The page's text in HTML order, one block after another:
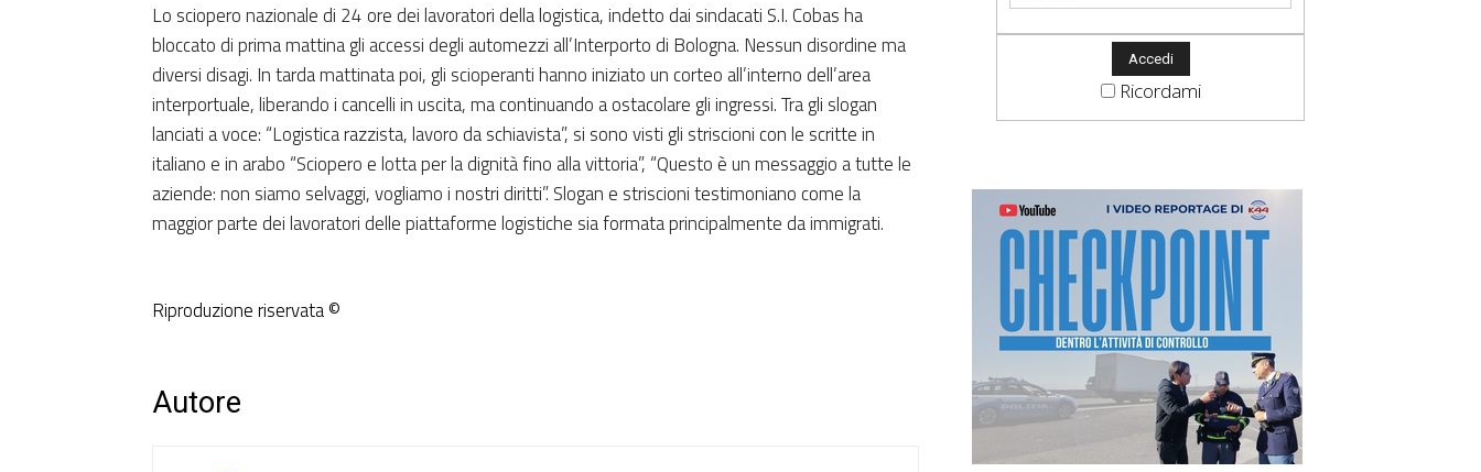
Lo sciopero nazionale di 24 ore dei lavoratori della logistica, indetto dai sindacati S.I. Cobas ha
bloccato di prima mattina gli accessi degli automezzi all’Interporto di Bologna. Nessun disordine ma
diversi disagi. In tarda mattinata poi, gli scioperanti hanno iniziato un corteo all’interno dell’area
interportuale, liberando i cancelli in uscita, ma continuando a ostacolare gli ingressi. Tra gli slogan
lanciati a voce: “Logistica razzista, lavoro da schiavista”, si sono visti gli striscioni con le scritte in
italiano e in arabo “Sciopero e lotta per la dignità fino alla vittoria”, “Questo è un messaggio a tutte le
aziende: non siamo selvaggi, vogliamo i nostri diritti”. Slogan e striscioni testimoniano come la
maggior parte dei lavoratori delle piattaforme logistiche sia formata principalmente da immigrati.
Riproduzione riservata ©
Autore
Ricordami